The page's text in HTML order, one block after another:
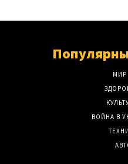
МИР
ВОЙНА В